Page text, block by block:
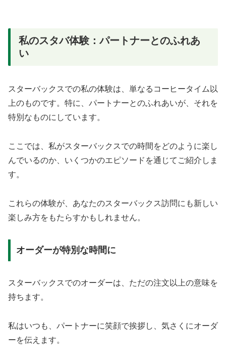
私のスタバ体験：パートナーとのふれあ
い
スターバックスでの私の体験は、単なるコーヒータイム以
上のものです。特に、パートナーとのふれあいが、それを
特別なものにしています。
ここでは、私がスターバックスでの時間をどのように楽し
んでいるのか、いくつかのエピソードを通じてご紹介しま
す。
これらの体験が、あなたのスターバックス訪問にも新しい
楽しみ方をもたらすかもしれません。
オーダーが特別な時間に
スターバックスでのオーダーは、ただの注文以上の意味を
持ちます。
私はいつも、パートナーに笑顔で挨拶し、気さくにオーダ
ーを伝えます。